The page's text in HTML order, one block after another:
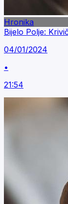
Hronika
Bijelo Polje:
04/01/2024
•
21:54